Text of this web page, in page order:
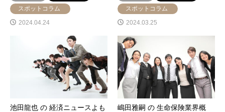
スポットコラム
2024.04.24
スポットコラム
2024.03.25
池田龍也 の 経済ニュースよも
嶋田雅嗣 の 生命保険業界概